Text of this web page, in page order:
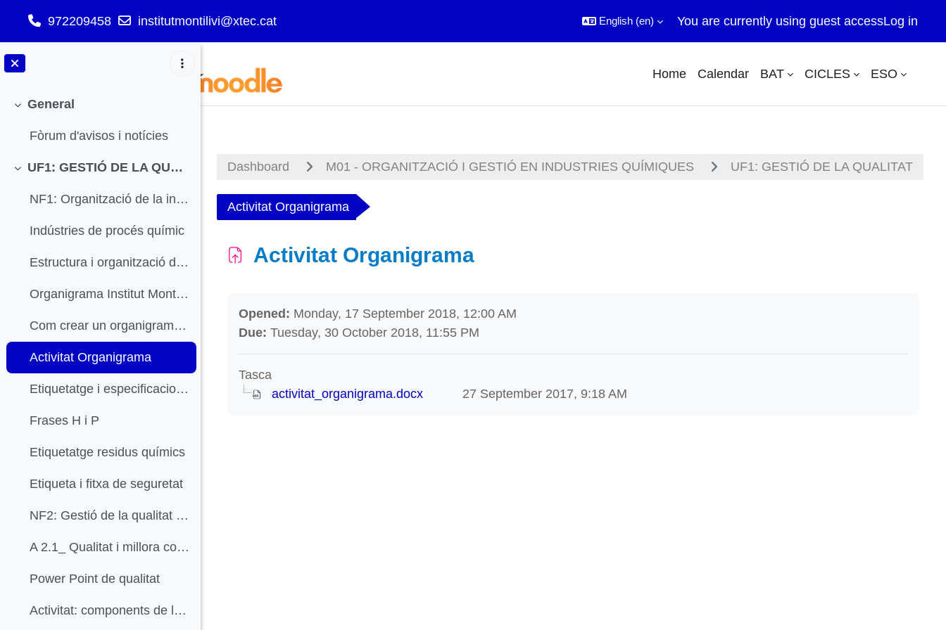
Skip to main content
972209458 institutmontilivi@xtec.cat English ‎(en)‎ You are currently using guest accessLog in
Home Calendar BAT CICLES ESO
Collapse
General
Fòrum d'avisos i notícies
Collapse
UF1: GESTIÓ DE LA QUALITAT
NF1: Organització de la indústria química
Indústries de procés químic
Estructura i organització de la indústria química
Organigrama Institut Montilivi
Com crear un organigrama en Office
Activitat Organigrama
Etiquetatge i especificacions productes químics
Frases H i P
Etiquetatge residus químics
Etiqueta i fitxa de seguretat
NF2: Gestió de la qualitat de la indústria química
A 2.1_ Qualitat i millora contínua
Power Point de qualitat
Activitat: components de la qualitat.
Dashboard M01 - ORGANITZACIÓ I GESTIÓ EN INDUSTRIES QUÍMIQUES UF1: GESTIÓ DE LA QUALITAT
Activitat Organigrama
Activitat Organigrama
Opened: Monday, 17 September 2018, 12:00 AM
Due: Tuesday, 30 October 2018, 11:55 PM
Tasca
activitat_organigrama.docx
27 September 2017, 9:18 AM